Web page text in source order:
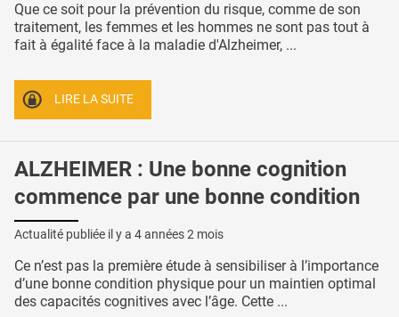
Que ce soit pour la prévention du risque, comme de son
traitement, les femmes et les hommes ne sont pas tout à
fait à égalité face à la maladie d'Alzheimer, ...
LIRE LA SUITE
ALZHEIMER : Une bonne cognition
commence par une bonne condition
Actualité publiée il y a 4 années 2 mois
Ce n’est pas la première étude à sensibiliser à l’importance
d’une bonne condition physique pour un maintien optimal
des capacités cognitives avec l’âge. Cette ...